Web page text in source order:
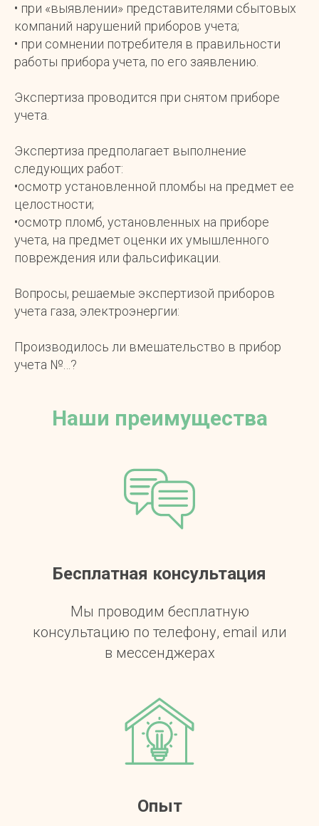
• при «выявлении» представителями сбытовых
компаний нарушений приборов учета;
• при сомнении потребителя в правильности
работы прибора учета, по его заявлению.
Экспертиза проводится при снятом приборе
учета.
Экспертиза предполагает выполнение
следующих работ:
•осмотр установленной пломбы на предмет ее
целостности;
•осмотр пломб, установленных на приборе
учета, на предмет оценки их умышленного
повреждения или фальсификации.
Вопросы, решаемые экспертизой приборов
учета газа, электроэнергии:
Производилось ли вмешательство в прибор
учета №…?
Наши преимущества
Бесплатная консультация
Мы проводим бесплатную
консультацию по телефону, email или
в мессенджерах
Опыт